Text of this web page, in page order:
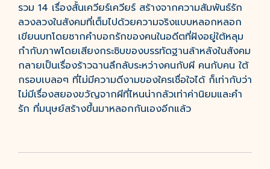
รวม 14 เรื่องสั้นเควียร์เควียร์ สร้างจากความสัมพันธ์รัก
ลวงลวงในสังคมที่เต็มไปด้วยความจริงแบบหลอกหลอก
เขียนบทโดยซากคำบอกรักของคนในอดีตที่ฝังอยู่ใต้หลุม
กำกับภาพโดยเสียงกระซิบของบรรทัดฐานล้าหลังในสังคม
กลายเป็นเรื่องร้าวฉานลึกลับระหว่างคนกับผี คนกับคน ใต้
กรอบเบลอๆ ที่ไม่มีความดีงามของใครเชื่อใจได้ ก็เท่ากับว่า
ไม่มีเรื่องสยองขวัญจากผีที่ไหนน่ากลัวเท่าค่านิยมและคำ
รัก ที่มนุษย์สร้างขึ้นมาหลอกกันเองอีกแล้ว